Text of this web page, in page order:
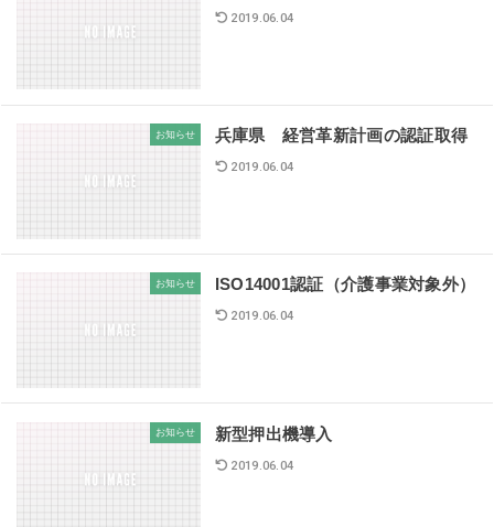
2019.06.04
お知らせ 兵庫県 経営革新計画の認証取得
2019.06.04
お知らせ ISO14001認証（介護事業対象外）
2019.06.04
お知らせ 新型押出機導入
2019.06.04